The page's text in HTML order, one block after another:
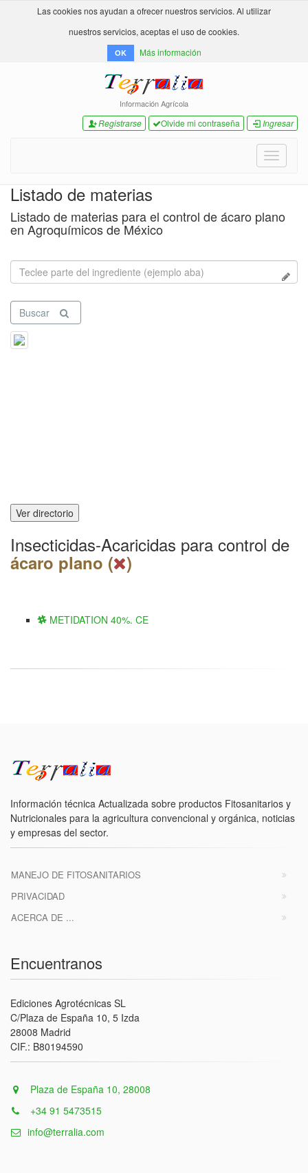
Las cookies nos ayudan a ofrecer nuestros servicios. Al utilizar
nuestros servicios, aceptas el uso de cookies.
OK Más información
Información Agrícola
Registrarse Olvide mi contraseña Ingresar
Toggle
Listado de materias
Listado de materias para el control de ácaro plano
en Agroquímicos de México
Buscar
Ver directorio
Insecticidas-Acaricidas para control de
ácaro plano ( )
METIDATION 40%. CE
Información técnica Actualizada sobre productos Fitosanitarios y
Nutricionales para la agricultura convencional y orgánica, noticias
y empresas del sector.
MANEJO DE FITOSANITARIOS
PRIVACIDAD
ACERCA DE ...
Encuentranos
Ediciones Agrotécnicas SL
C/Plaza de España 10, 5 Izda
28008 Madrid
CIF.: B80194590
Plaza de España 10, 28008
+34 91 5473515
info@terralia.com